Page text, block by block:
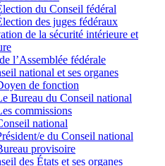
du Conseil fédéral
des juges fédéraux
de la sécurité intérieure et
l’Assemblée fédérale
national et ses organes
de fonction
Bureau du Conseil national
commissions
national
e du Conseil national
provisoire
des États et ses organes